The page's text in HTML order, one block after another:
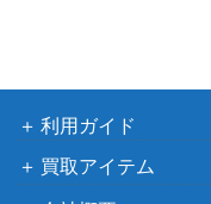
利用ガイド
買取アイテム